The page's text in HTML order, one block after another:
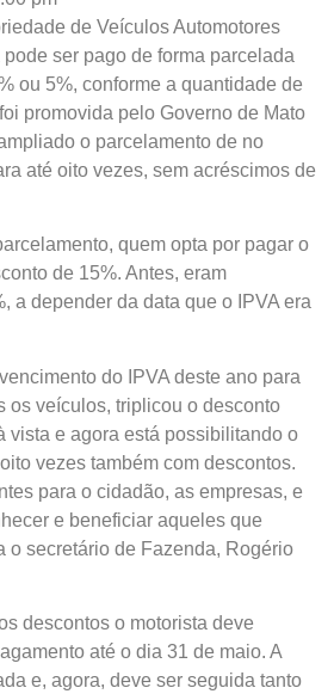
de Veículos Automotores
ser pago de forma parcelada
ou 5%, conforme a quantidade de
promovida pelo Governo de Mato
o parcelamento de no
até oito vezes, sem acréscimos de
quem opta por pagar o
de 15%. Antes, eram
a depender da data que o IPVA era
do IPVA deste ano para
os veículos, triplicou o desconto
vista e agora está possibilitando o
vezes também com descontos.
para o cidadão, as empresas, e
e beneficiar aqueles que
o secretário de Fazenda, Rogério
descontos o motorista deve
até o dia 31 de maio. A
e, agora, deve ser seguida tanto